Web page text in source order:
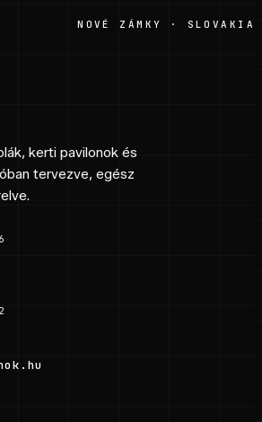
NOVÉ ZÁMKY · SLOVAKIA
kerti pavilonok és
tervezve, egész